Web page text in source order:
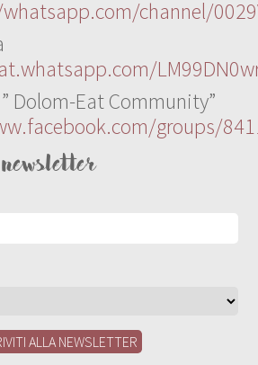
channel/
Dolom-Eat Community”
groups/